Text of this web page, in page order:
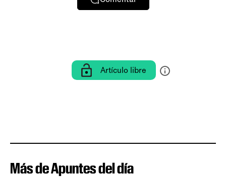
Artículo libre
Más de Apuntes del día